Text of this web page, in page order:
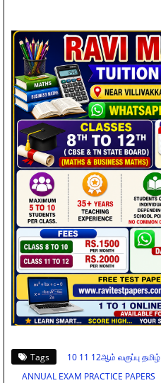
Tags
10 11 12ஆம் வகுப்பு தமிழ்
ANNUAL EXAM PRACTICE PAPERS